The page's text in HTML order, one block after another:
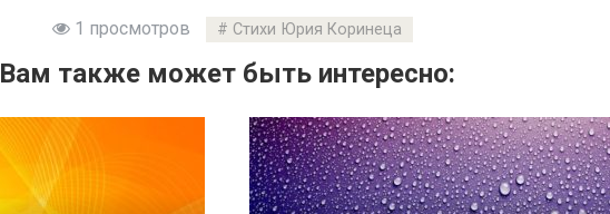
1 просмотров Стихи Юрия Коринеца
Вам также может быть интересно: